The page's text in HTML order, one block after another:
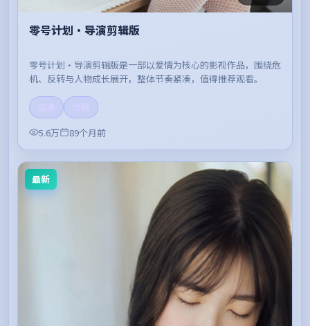
零号计划·导演剪辑版
零号计划·导演剪辑版是一部以爱情为核心的影视作品，围绕危
机、反转与人物成长展开，整体节奏紧凑，值得推荐观看。
5.6万
89个月前
最新